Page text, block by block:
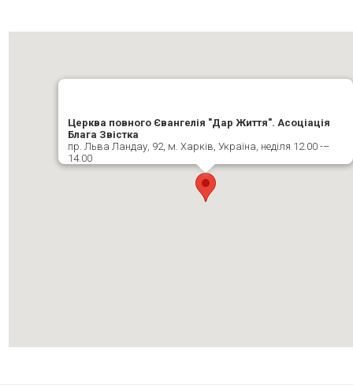
Церква повного Євангелія "Дар Життя". Асоціація
Блага Звістка
пр. Льва Ландау, 92, м. Харків, Україна, неділя 12.00 -–
14.00